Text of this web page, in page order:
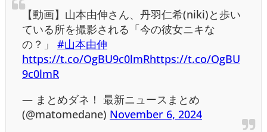
【動画】山本由伸さん、丹羽仁希(niki)と歩い
ている所を撮影される「今の彼女ニキな
の？」 #山本由伸
https://t.co/OgBU9c0lmRhttps://t.co/OgBU
9c0lmR
— まとめダネ！ 最新ニュースまとめ
(@matomedane) November 6, 2024